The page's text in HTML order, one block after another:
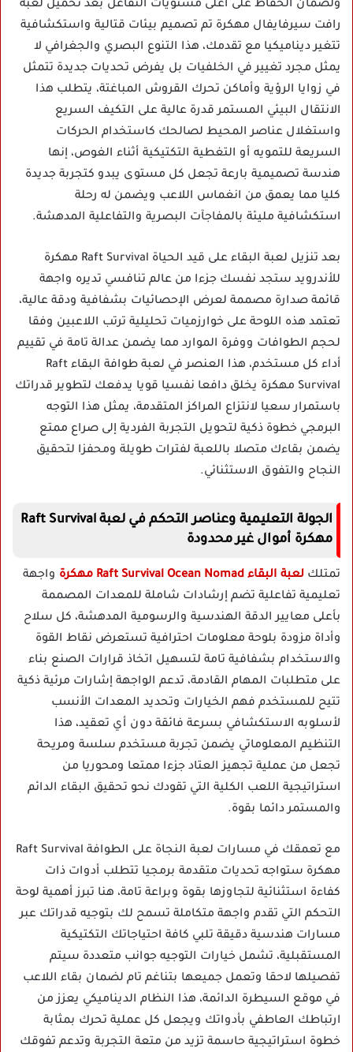
ولضمان الحفاظ على أعلى مستويات التفاعل بعد تحميل لعبة
رافت سيرفايفال مهكرة تم تصميم بيئات قتالية واستكشافية
تتغير ديناميكيا مع تقدمك، هذا التنوع البصري والجغرافي لا
يمثل مجرد تغيير في الخلفيات بل يفرض تحديات جديدة تتمثل
في زوايا الرؤية وأماكن تحرك القروش المباغتة، يتطلب هذا
الانتقال البيئي المستمر قدرة عالية على التكيف السريع
واستغلال عناصر المحيط لصالحك كاستخدام الحركات
السريعة للتمويه أو التغطية التكتيكية أثناء الغوص، إنها
هندسة تصميمية بارعة تجعل كل مستوى يبدو كتجربة جديدة
كليا مما يعمق من انغماس اللاعب ويضمن له رحلة
استكشافية مليئة بالمفاجآت البصرية والتفاعلية المدهشة.
بعد تنزيل لعبة البقاء على قيد الحياة Raft Survival مهكرة
للأندرويد ستجد نفسك جزءا من عالم تنافسي تديره واجهة
قائمة صدارة مصممة لعرض الإحصائيات بشفافية ودقة عالية،
تعتمد هذه اللوحة على خوارزميات تحليلية ترتب اللاعبين وفقا
لحجم الطوافات ووفرة الموارد مما يضمن عدالة تامة في تقييم
أداء كل مستخدم، هذا العنصر في لعبة طوافة البقاء Raft
Survival مهكرة يخلق دافعا نفسيا قويا يدفعك لتطوير قدراتك
باستمرار سعيا لانتزاع المراكز المتقدمة، يمثل هذا التوجه
البرمجي خطوة ذكية لتحويل التجربة الفردية إلى صراع ممتع
يضمن بقاءك متصلا باللعبة لفترات طويلة ومحفزا لتحقيق
النجاح والتفوق الاستثنائي.
الجولة التعليمية وعناصر التحكم في لعبة Raft Survival
مهكرة أموال غير محدودة
تمتلك لعبة البقاء Raft Survival Ocean Nomad مهكرة
واجهة
تعليمية تفاعلية تضم إرشادات شاملة للمعدات المصممة
بأعلى معايير الدقة الهندسية والرسومية المدهشة، كل سلاح
وأداة مزودة بلوحة معلومات احترافية تستعرض نقاط القوة
والاستخدام بشفافية تامة لتسهيل اتخاذ قرارات الصنع بناء
على متطلبات المهام القادمة، تدعم الواجهة إشارات مرئية ذكية
تتيح للمستخدم فهم الخيارات وتحديد المعدات الأنسب
لأسلوبه الاستكشافي بسرعة فائقة دون أي تعقيد، هذا
التنظيم المعلوماتي يضمن تجربة مستخدم سلسة ومريحة
تجعل من عملية تجهيز العتاد جزءا ممتعا ومحوريا من
استراتيجية اللعب الكلية التي تقودك نحو تحقيق البقاء الدائم
والمستمر دائما بقوة.
مع تعمقك في مسارات لعبة النجاة على الطوافة Raft Survival
مهكرة ستواجه تحديات متقدمة برمجيا تتطلب أدوات ذات
كفاءة استثنائية لتجاوزها بقوة وبراعة تامة، هنا تبرز أهمية لوحة
التحكم التي تقدم واجهة متكاملة تسمح لك بتوجيه قدراتك عبر
مسارات هندسية دقيقة تلبي كافة احتياجاتك التكتيكية
المستقبلية، تشمل خيارات التوجيه جوانب متعددة سيتم
تفصيلها لاحقا وتعمل جميعها بتناغم تام لضمان بقاء اللاعب
في موقع السيطرة الدائمة، هذا النظام الديناميكي يعزز من
ارتباطك العاطفي بأدواتك ويجعل كل عملية تحرك بمثابة
خطوة استراتيجية حاسمة تزيد من متعة التجربة وتدعم تفوقك